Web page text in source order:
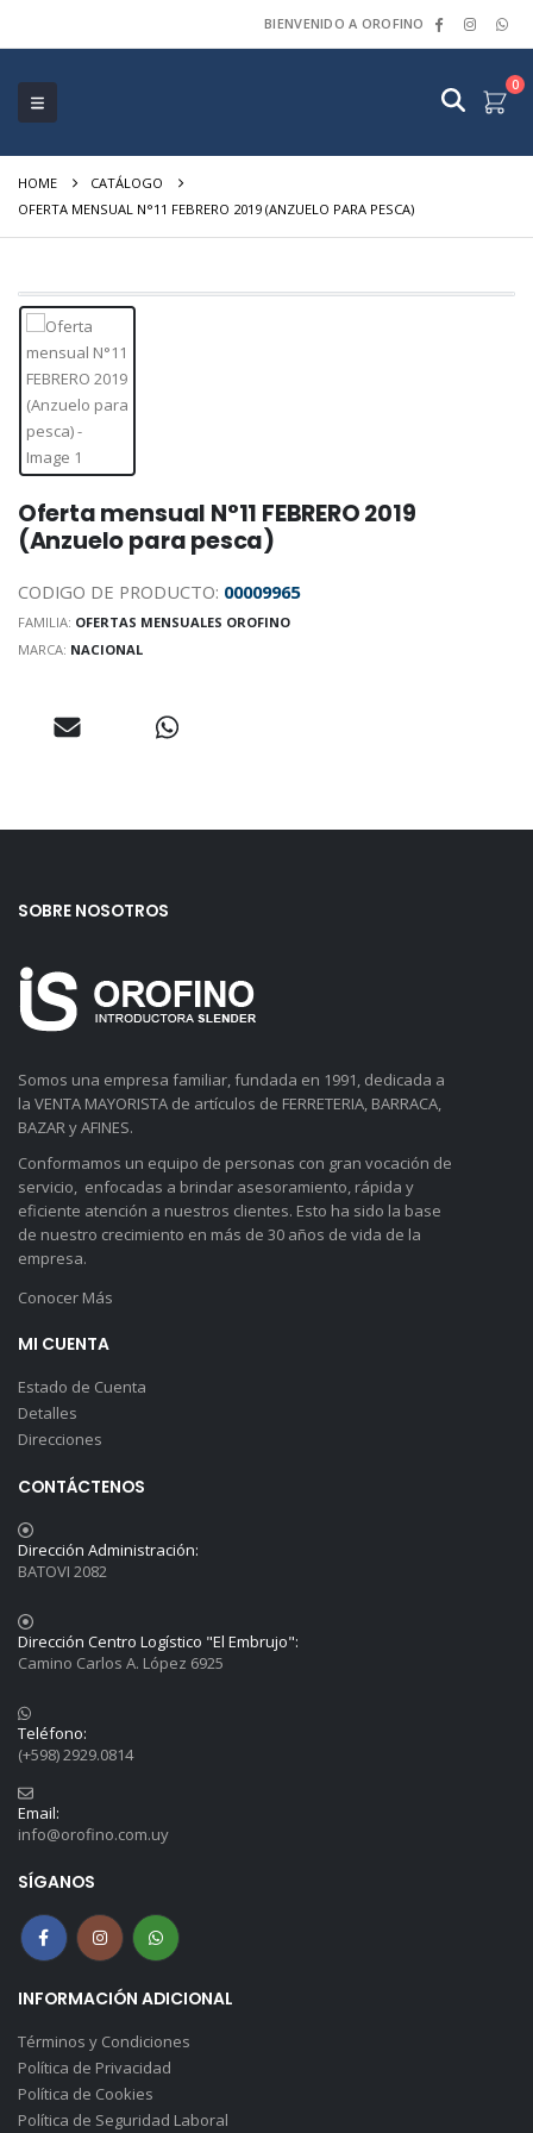
BIENVENIDO A OROFINO
0
HOME
CATÁLOGO
OFERTA MENSUAL N°11 FEBRERO 2019 (ANZUELO PARA PESCA)
Oferta mensual N°11 FEBRERO 2019
(Anzuelo para pesca)
CODIGO DE PRODUCTO: 00009965
FAMILIA: OFERTAS MENSUALES OROFINO
MARCA: NACIONAL
SOBRE NOSOTROS
Somos una empresa familiar, fundada en 1991, dedicada a
la VENTA MAYORISTA de artículos de FERRETERIA, BARRACA,
BAZAR y AFINES.
Conformamos un equipo de personas con gran vocación de
servicio, enfocadas a brindar asesoramiento, rápida y
eficiente atención a nuestros clientes. Esto ha sido la base
de nuestro crecimiento en más de 30 años de vida de la
empresa.
Conocer Más
MI CUENTA
Estado de Cuenta
Detalles
Direcciones
CONTÁCTENOS
Dirección Administración:
BATOVI 2082
Dirección Centro Logístico "El Embrujo":
Camino Carlos A. López 6925
Teléfono:
(+598) 2929.0814
Email:
info@orofino.com.uy
SÍGANOS
INFORMACIÓN ADICIONAL
Términos y Condiciones
Política de Privacidad
Política de Cookies
Política de Seguridad Laboral